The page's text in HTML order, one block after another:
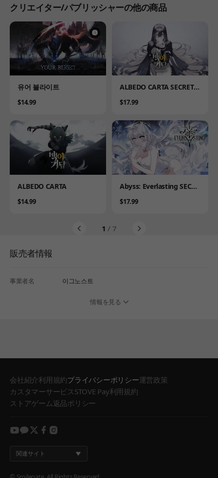
クリエイター/パブリッシャーの他の商品
Product
유어 블라이트
Price
$14.99
Product
ALBEDO CARTA SECRET P
Price
$17.99
Product
ALBEDO CARTA
Price
$14.99
Product
Abyss: Everlasting SECRE
Price
$17.99
1 / 7
販売者情報
事業者名 이그노스트
情報を見る
会社紹介利用規約プライバシーポリシー運営政策
カスタマーサービスSTOVE Pay利用規約
ストアゲーム返品ポリシー
youtube
kakao
twitter
facebook
instagram
関連サイト